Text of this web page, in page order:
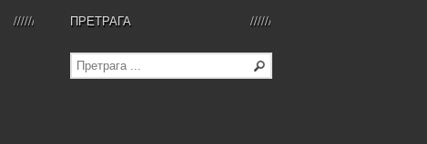
ПРЕТРАГА